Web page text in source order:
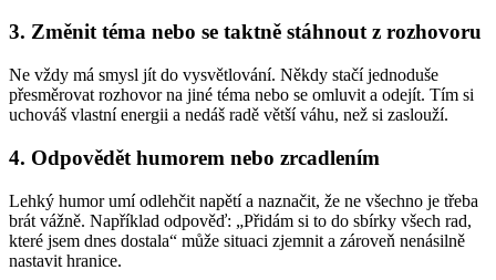
3. Změnit téma nebo se taktně stáhnout z rozhovoru
Ne vždy má smysl jít do vysvětlování. Někdy stačí jednoduše
přesměrovat rozhovor na jiné téma nebo se omluvit a odejít. Tím si
uchováš vlastní energii a nedáš radě větší váhu, než si zaslouží.
4. Odpovědět humorem nebo zrcadlením
Lehký humor umí odlehčit napětí a naznačit, že ne všechno je třeba
brát vážně. Například odpověď: „Přidám si to do sbírky všech rad,
které jsem dnes dostala“ může situaci zjemnit a zároveň nenásilně
nastavit hranice.